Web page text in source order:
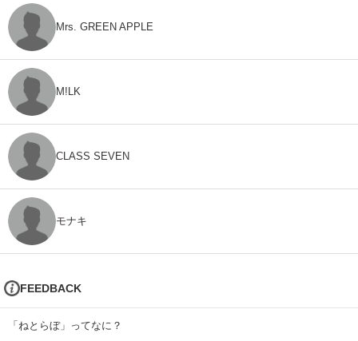
Mrs. GREEN APPLE
M!LK
CLASS SEVEN
モナキ
FEEDBACK
「ねとらぼ」ってなに？